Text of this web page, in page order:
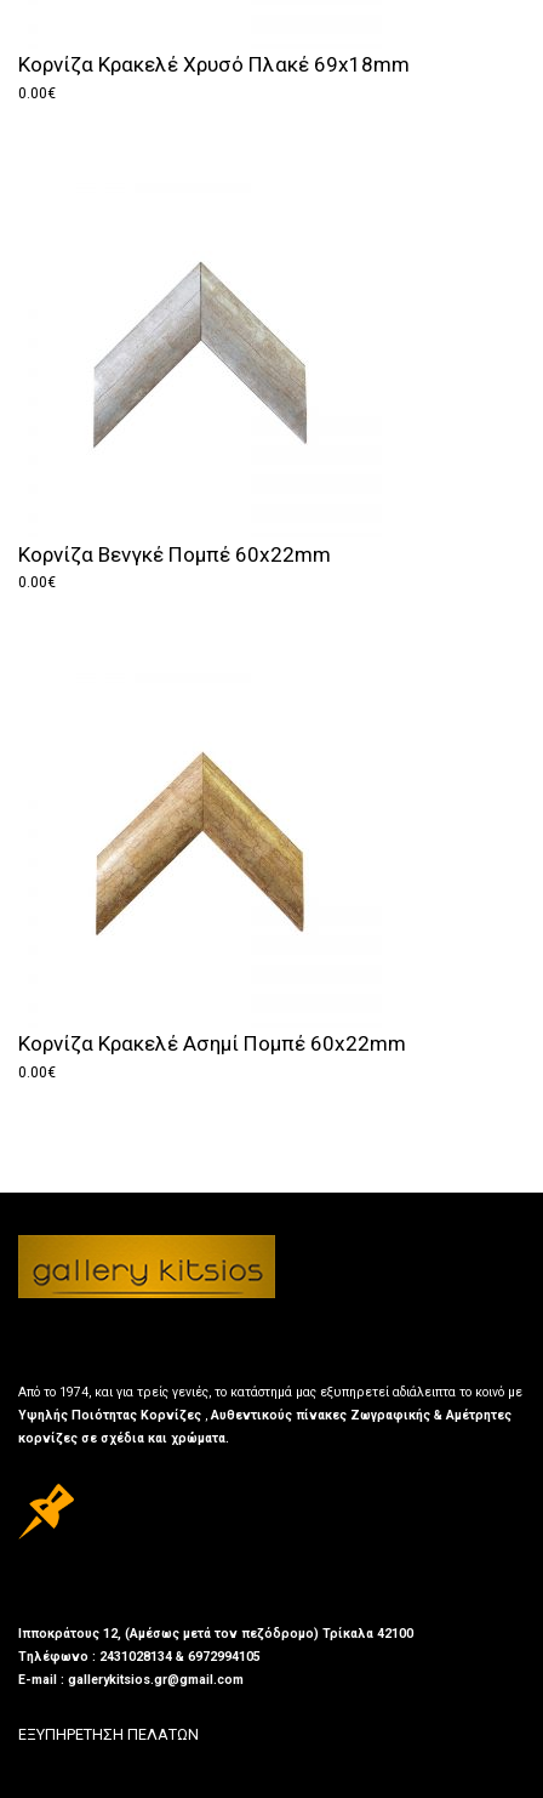
Κορνίζα Κρακελέ Χρυσό Πλακέ 69x18mm
0.00€
Κορνίζα Βενγκέ Πομπέ 60x22mm
0.00€
Κορνίζα Κρακελέ Ασημί Πομπέ 60x22mm
0.00€
Από το 1974, και για τρείς γενιές, το κατάστημά μας εξυπηρετεί αδιάλειπτα το κοινό με
Υψηλής Ποιότητας Κορνίζες ,Αυθεντικούς πίνακες Ζωγραφικής & Αμέτρητες
κορνίζες σε σχέδια και χρώματα.
Ιπποκράτους 12, (Αμέσως μετά τον πεζόδρομο) Τρίκαλα 42100
Τηλέφωνο : 2431028134 & 6972994105
E-mail : gallerykitsios.gr@gmail.com
ΕΞΥΠΗΡΕΤΗΣΗ ΠΕΛΑΤΩΝ